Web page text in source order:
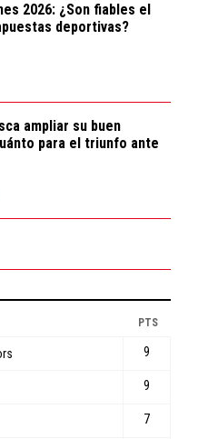
2026: ¿Son fiables el
deportivas?
ampliar su buen
para el triunfo ante